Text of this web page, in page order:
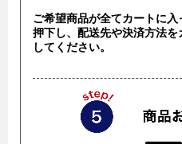
ご希望商品が全てカートに
押下し、配送先や決済方法
してください。